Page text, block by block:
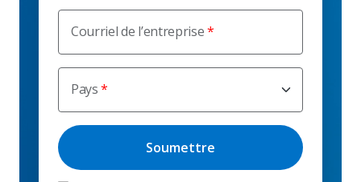
Courriel de l’entreprise
Pays